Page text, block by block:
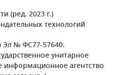
(ред. 2023 г.)
технологий
Эл № ФС77-57640.
унитарное
агентство